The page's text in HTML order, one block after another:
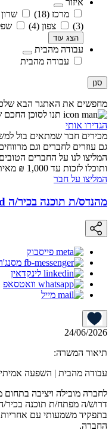
מרכז (18) שרון
(3)
צפון (4)
הצג עוד
עבודה מהבית
עבודה מהבית
סנן
מחפשים את האתגר הבא
תנו לסוכן
הגדירו אותי
מכירים חבר שמתאים בול
גם עוזרים לחברים וגם
המליצו לנו על החברים
ותוכלו לזכות עד 1,000 ₪ מאיתנו!
המליצו על חבר
מהנדס/ת תוכנה בכיר/ה Fullstack / Backend
פייסבוק
לינקדאין
וואטסאפ
מייל
24/06/2026
תיאור המשרה:
עבודה מהבית | השפעה
לחברה מובילה ויציבה
דרוש/ה מפתח/ת תוכנה בכיר/ה
בתפקיד משמעותי עם
החברה.